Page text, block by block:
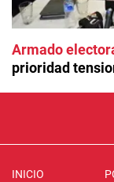
Armado
prioridad
INICIO